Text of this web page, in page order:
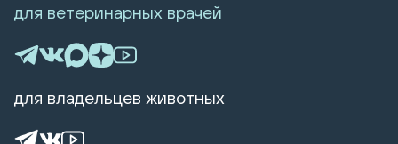
для ветеринарных врачей
для владельцев животных